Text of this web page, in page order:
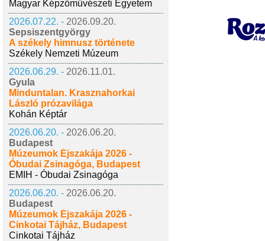
Magyar Képzőművészeti Egyetem
2026.07.22. - 2026.09.20.
Sepsiszentgyörgy
A székely himnusz története
Székely Nemzeti Múzeum
2026.06.29. - 2026.11.01.
Gyula
Minduntalan. Krasznahorkai
László prózavilága
Kohán Képtár
2026.06.20. - 2026.06.20.
Budapest
Múzeumok Éjszakája 2026 -
Óbudai Zsinagóga, Budapest
EMIH - Óbudai Zsinagóga
2026.06.20. - 2026.06.20.
Budapest
Múzeumok Éjszakája 2026 -
Cinkotai Tájház, Budapest
Cinkotai Tájház